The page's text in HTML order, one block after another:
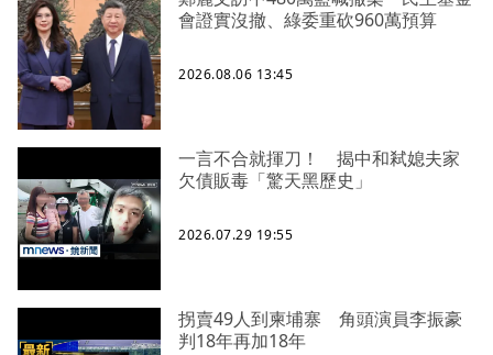
會證實沒撤、綠委重砍960萬預算
2026.08.06 13:45
一言不合就揮刀！ 揭中和弒媳夫家
欠債販毒「驚天黑歷史」
2026.07.29 19:55
拐賣49人到柬埔寨 角頭演員李振豪
判18年再加18年